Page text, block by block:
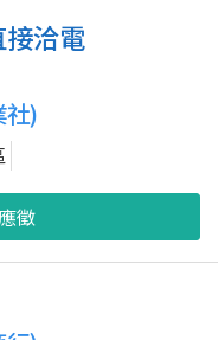
洽電
社)
應徵